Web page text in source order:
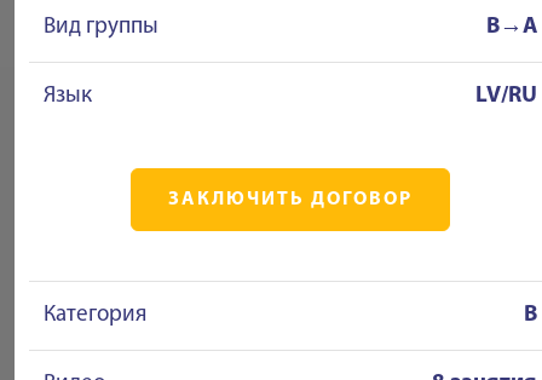
Вид группы B→A
Язык LV/RU
ЗАКЛЮЧИТЬ ДОГОВОР
Категория B